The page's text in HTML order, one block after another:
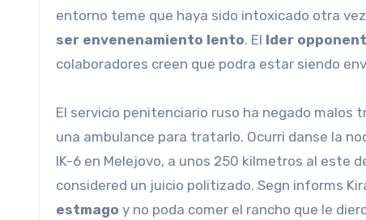
entorno teme que haya sido intoxicado otra
ser envenenamiento lento. El lder
colaboradores creen que podra estar siendo
El servicio penitenciario ruso ha negado malos
una ambulance para tratarlo. Ocurri danse la
IK-6 en Melejovo, a unos 250 kilmetros al este
considered un juicio politizado. Segn informs
estmago y no poda comer el rancho que le